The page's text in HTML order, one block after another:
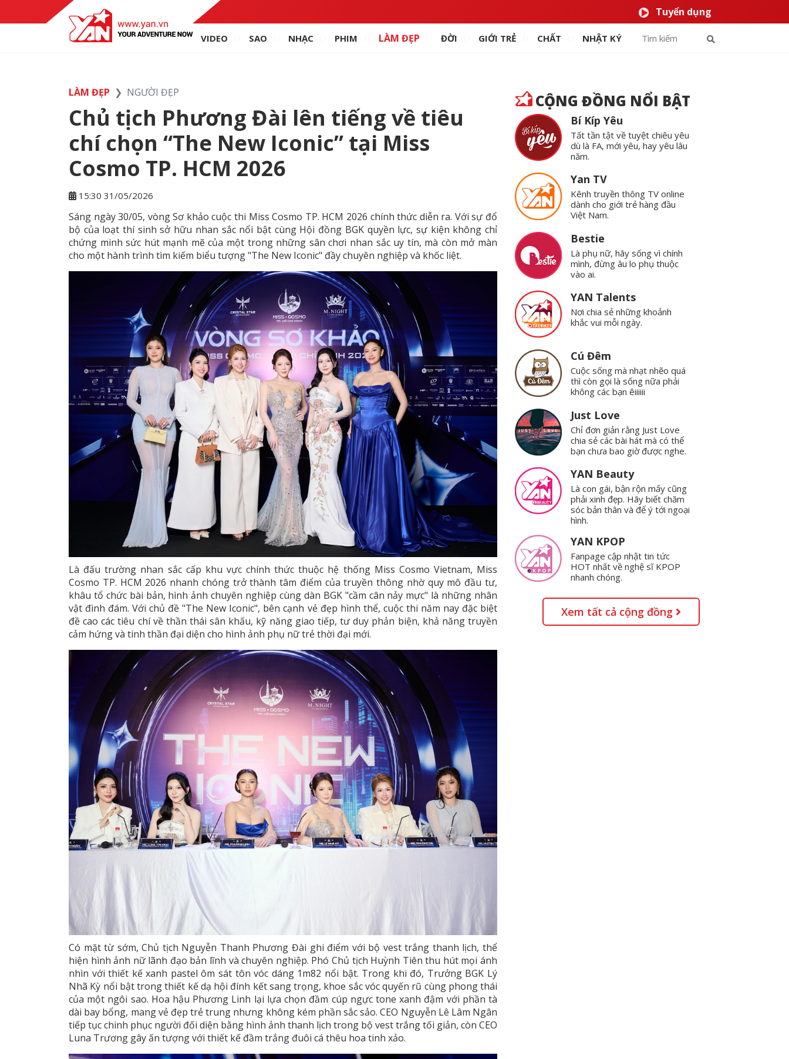
Tuyển dụng
VIDEO SAO NHẠC PHIM LÀM ĐẸP ĐỜI GIỚI TRẺ CHẤT NHẬT KÝ
LÀM ĐẸP NGƯỜI ĐẸP
Chủ tịch Phương Đài lên tiếng về tiêu
chí chọn “The New Iconic” tại Miss
Cosmo TP. HCM 2026
15:30 31/05/2026
Sáng ngày 30/05, vòng Sơ khảo cuộc thi Miss Cosmo TP. HCM 2026 chính thức diễn ra. Với sự đổ
bộ của loạt thí sinh sở hữu nhan sắc nổi bật cùng Hội đồng BGK quyền lực, sự kiện không chỉ
chứng minh sức hút mạnh mẽ của một trong những sân chơi nhan sắc uy tín, mà còn mở màn
cho một hành trình tìm kiếm biểu tượng "The New Iconic" đầy chuyên nghiệp và khốc liệt.
Là đấu trường nhan sắc cấp khu vực chính thức thuộc hệ thống Miss Cosmo Vietnam, Miss
Cosmo TP. HCM 2026 nhanh chóng trở thành tâm điểm của truyền thông nhờ quy mô đầu tư,
khâu tổ chức bài bản, hình ảnh chuyên nghiệp cùng dàn BGK "cầm cân nảy mực" là những nhân
vật đình đám. Với chủ đề "The New Iconic", bên cạnh vẻ đẹp hình thể, cuộc thi năm nay đặc biệt
đề cao các tiêu chí về thần thái sân khấu, kỹ năng giao tiếp, tư duy phản biện, khả năng truyền
cảm hứng và tinh thần đại diện cho hình ảnh phụ nữ trẻ thời đại mới.
Có mặt từ sớm, Chủ tịch Nguyễn Thanh Phương Đài ghi điểm với bộ vest trắng thanh lịch, thể
hiện hình ảnh nữ lãnh đạo bản lĩnh và chuyên nghiệp. Phó Chủ tịch Huỳnh Tiên thu hút mọi ánh
nhìn với thiết kế xanh pastel ôm sát tôn vóc dáng 1m82 nổi bật. Trong khi đó, Trưởng BGK Lý
Nhã Kỳ nổi bật trong thiết kế dạ hội đính kết sang trọng, khoe sắc vóc quyến rũ cùng phong thái
của một ngôi sao. Hoa hậu Phương Linh lại lựa chọn đầm cúp ngực tone xanh đậm với phần tà
dài bay bổng, mang vẻ đẹp trẻ trung nhưng không kém phần sắc sảo. CEO Nguyễn Lê Lâm Ngân
tiếp tục chinh phục người đối diện bằng hình ảnh thanh lịch trong bộ vest trắng tối giản, còn CEO
Luna Trương gây ấn tượng với thiết kế đầm trắng đuôi cá thêu hoa tinh xảo.
CỘNG ĐỒNG NỔI BẬT
Bí Kíp Yêu
Tất tần tật về tuyệt chiêu yêu
dù là FA, mới yêu, hay yêu lâu
năm.
Yan TV
Kênh truyền thông TV online
dành cho giới trẻ hàng đầu
Việt Nam.
Bestie
Là phụ nữ, hãy sống vì chính
mình, đừng âu lo phụ thuộc
vào ai.
YAN Talents
Nơi chia sẻ những khoảnh
khắc vui mỗi ngày.
Cú Đêm
Cuộc sống mà nhạt nhẽo quá
thì còn gọi là sống nữa phải
không các bạn êiiiiii
Just Love
Chỉ đơn giản rằng Just Love
chia sẻ các bài hát mà có thể
bạn chưa bao giờ được nghe.
YAN Beauty
Là con gái, bận rộn mấy cũng
phải xinh đẹp. Hãy biết chăm
sóc bản thân và để ý tới ngoại
hình.
YAN KPOP
Fanpage cập nhật tin tức
HOT nhất về nghệ sĩ KPOP
nhanh chóng.
Xem tất cả cộng đồng